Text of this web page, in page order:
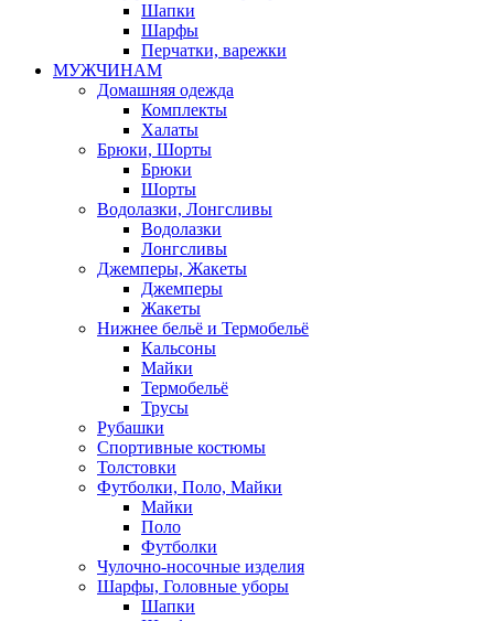
Шапки
Шарфы
Перчатки, варежки
МУЖЧИНАМ
Домашняя одежда
Комплекты
Халаты
Брюки, Шорты
Брюки
Шорты
Водолазки, Лонгсливы
Водолазки
Лонгсливы
Джемперы, Жакеты
Джемперы
Жакеты
Нижнее бельё и Термобельё
Кальсоны
Майки
Термобельё
Трусы
Рубашки
Спортивные костюмы
Толстовки
Футболки, Поло, Майки
Майки
Поло
Футболки
Чулочно-носочные изделия
Шарфы, Головные уборы
Шапки